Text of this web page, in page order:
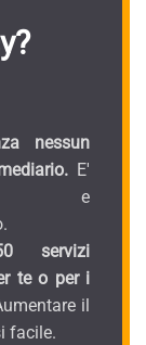
nessun
E'
e
servizi
te o per i
il
facile.